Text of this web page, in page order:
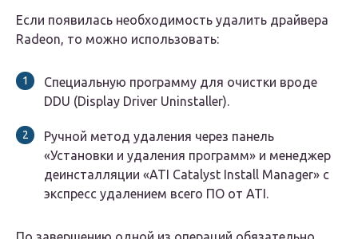
Если появилась необходимость удалить драйвера
Radeon, то можно использовать:
Специальную программу для очистки вроде
DDU (Display Driver Uninstaller).
Ручной метод удаления через панель
«Установки и удаления программ» и менеджер
деинсталляции «ATI Catalyst Install Manager» с
экспресс удалением всего ПО от ATI.